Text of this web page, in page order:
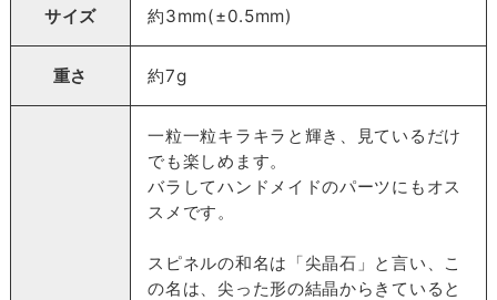
サイズ 約3mm(±0.5mm)
重さ 約7g
一粒一粒キラキラと輝き、見ているだけ
でも楽しめます。
バラしてハンドメイドのパーツにもオス
スメです。
スピネルの和名は「尖晶石」と言い、こ
の名は、尖った形の結晶からきていると